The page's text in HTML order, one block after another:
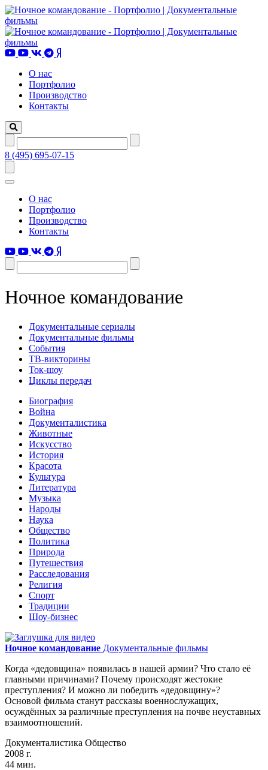
О нас
Портфолио
Производство
Контакты
8 (495) 695-07-15
О нас
Портфолио
Производство
Контакты
Ночное командование
Документальные сериалы
Документальные фильмы
События
ТВ-викторины
Ток-шоу
Циклы передач
Биография
Война
Документалистика
Животные
Искусство
История
Красота
Культура
Литература
Музыка
Народы
Наука
Общество
Политика
Природа
Путешествия
Расследования
Религия
Спорт
Традиции
Шоу-бизнес
Ночное командование Документальные фильмы
Когда «дедовщина» появилась в нашей армии? Что стало её
главными причинами? Почему происходят жестокие
преступления? И можно ли победить «дедовщину»?
Основой фильма станут рассказы военнослужащих,
осуждённых за различные преступления на почве неуставных
взаимоотношений.
Документалистика Общество
2008 г.
44 мин.